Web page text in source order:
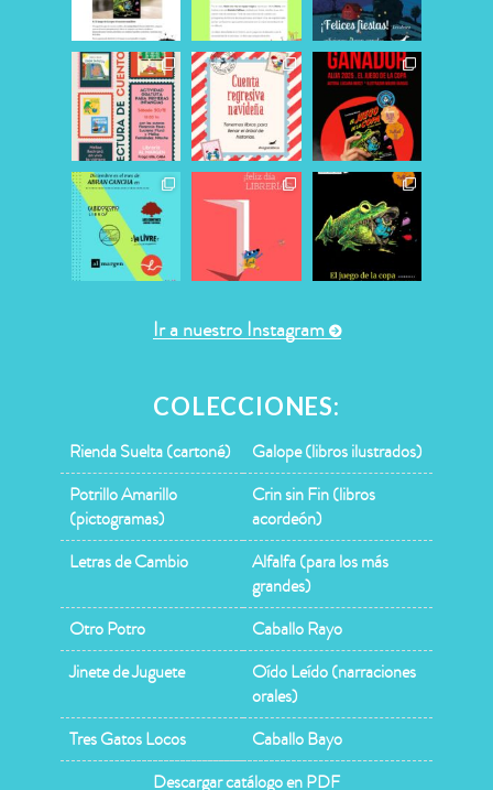
Ir a nuestro Instagram
COLECCIONES:
Rienda Suelta (cartoné)
Galope (libros ilustrados)
Potrillo Amarillo
(pictogramas)
Crin sin Fin (libros
acordeón)
Letras de Cambio
Alfalfa (para los más
grandes)
Otro Potro
Caballo Rayo
Jinete de Juguete
Oído Leído (narraciones
orales)
Tres Gatos Locos
Caballo Bayo
Descargar catálogo en PDF